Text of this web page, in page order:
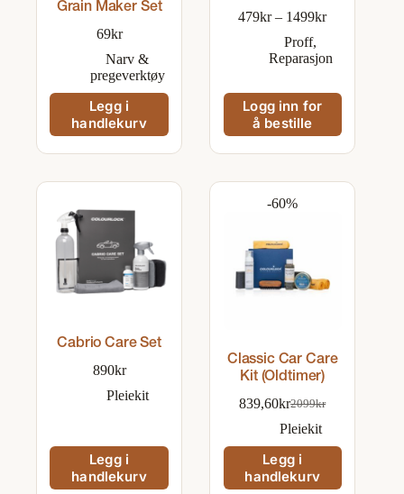
Grain Maker Set
69kr
Narv &
pregeverktøy
Legg i
handlekurv
479kr – 1499krPrisområde:
1499kr
Proff,
Reparasjon
Logg inn for
å bestille
Cabrio Care Set
890kr
Pleiekit
Legg i
handlekurv
-60%
Classic Car Care
Kit (Oldtimer)
2099kr
Opprinnelig
pris
var:
2099kr.
839,60kr
Nåværende
pris
er:
839,60kr.
Pleiekit
Legg i
handlekurv